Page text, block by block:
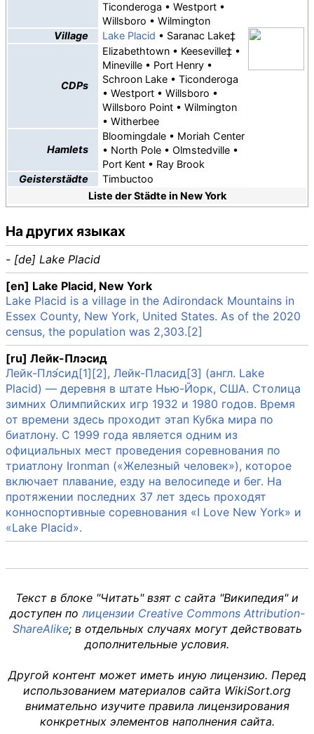
Ticonderoga • Westport•
Willsboro • Wilmington
Village
Lake Placid • Saranac Lake‡
CDPs
Elizabethtown• Keeseville‡ •
Mineville• Port Henry•
Schroon Lake• Ticonderoga
• Westport• Willsboro •
Willsboro Point• Wilmington
• Witherbee
Hamlets
Bloomingdale• Moriah Center
• North Pole• Olmstedville•
Port Kent• Ray Brook
Geisterstädte
Timbuctoo
Liste der Städte in New York
На других языках
- [de] Lake Placid
[en] Lake Placid, New York
Lake Placid is a village in the Adirondack Mountains in
Essex County, New York, United States. As of the 2020
census, the population was 2,303.[2]
[ru] Лейк-Плэсид
Лейк-Плэ́сид[1][2], Лейк-Пласид[3] (англ. Lake
Placid) — деревня в штате Нью-Йорк, США. Столица
зимних Олимпийских игр 1932 и 1980 годов. Время
от времени здесь проходит этап Кубка мира по
биатлону. С 1999 года является одним из
официальных мест проведения соревнования по
триатлону Ironman («Железный человек»), которое
включает плавание, езду на велосипеде и бег. На
протяжении последних 37 лет здесь проходят
конноспортивные соревнования «I Love New York» и
«Lake Placid».
Текст в блоке "Читать" взят с сайта "Википедия" и
доступен по лицензии Creative Commons Attribution-
ShareAlike; в отдельных случаях могут действовать
дополнительные условия.
Другой контент может иметь иную лицензию. Перед
использованием материалов сайта WikiSort.org
внимательно изучите правила лицензирования
конкретных элементов наполнения сайта.